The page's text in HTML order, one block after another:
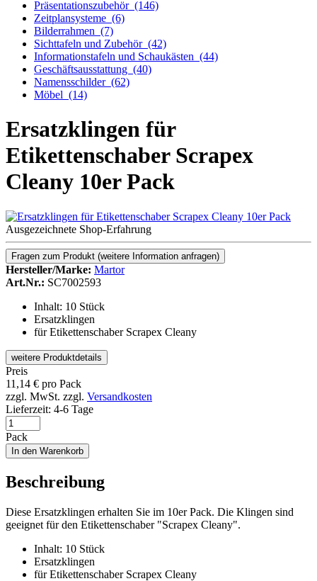
Präsentationszubehör (146)
Zeitplansysteme (6)
Bilderrahmen (7)
Sichttafeln und Zubehör (42)
Informationstafeln und Schaukästen (44)
Geschäftsausstattung (40)
Namensschilder (62)
Möbel (14)
Ersatzklingen für
Etikettenschaber Scrapex
Cleany 10er Pack
Ausgezeichnete Shop-Erfahrung
Fragen zum Produkt (weitere Information anfragen)
Hersteller/Marke: Martor
Art.Nr.: SC7002593
Inhalt: 10 Stück
Ersatzklingen
für Etikettenschaber Scrapex Cleany
weitere Produktdetails
Preis
11,14 € pro Pack
zzgl. MwSt. zzgl. Versandkosten
Lieferzeit: 4-6 Tage
Pack
In den Warenkorb
Beschreibung
Diese Ersatzklingen erhalten Sie im 10er Pack. Die Klingen sind
geeignet für den Etikettenschaber "Scrapex Cleany".
Inhalt: 10 Stück
Ersatzklingen
für Etikettenschaber Scrapex Cleany